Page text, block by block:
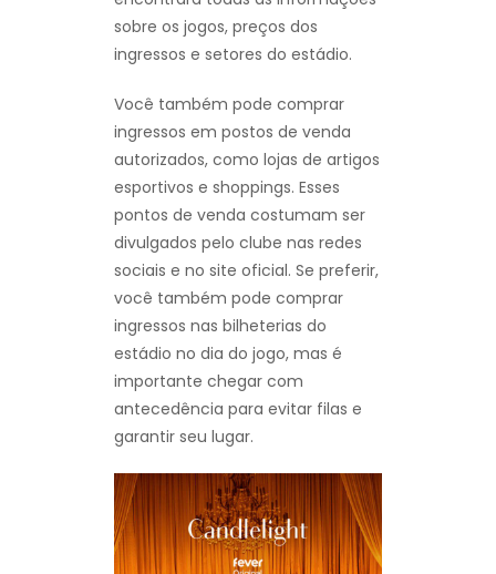
sobre os jogos, preços dos
ingressos e setores do estádio.
Você também pode comprar
ingressos em postos de venda
autorizados, como lojas de artigos
esportivos e shoppings. Esses
pontos de venda costumam ser
divulgados pelo clube nas redes
sociais e no site oficial. Se preferir,
você também pode comprar
ingressos nas bilheterias do
estádio no dia do jogo, mas é
importante chegar com
antecedência para evitar filas e
garantir seu lugar.